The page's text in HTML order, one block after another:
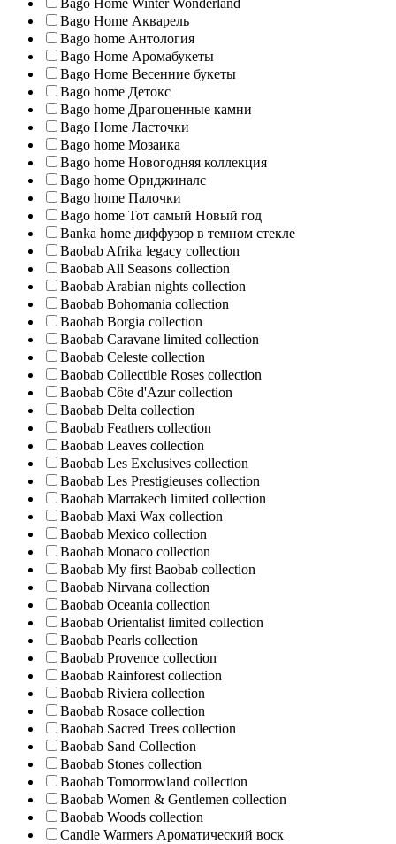
Bago Home Winter Wonderland
Bago Home Акварель
Bago home Антология
Bago Home Аромабукеты
Bago Home Весенние букеты
Bago home Детокс
Bago home Драгоценные камни
Bago Home Ласточки
Bago home Мозаика
Bago home Новогодняя коллекция
Bago home Ориджиналс
Bago home Палочки
Bago home Тот самый Новый год
Banka home диффузор в темном стекле
Baobab Afrika legacy collection
Baobab All Seasons collection
Baobab Arabian nights collection
Baobab Bohomania collection
Baobab Borgia collection
Baobab Caravane limited collection
Baobab Celeste collection
Baobab Collectible Roses collection
Baobab Côte d'Azur collection
Baobab Delta collection
Baobab Feathers collection
Baobab Leaves collection
Baobab Les Exclusives collection
Baobab Les Prestigieuses collection
Baobab Marrakech limited collection
Baobab Maxi Wax collection
Baobab Mexico collection
Baobab Monaco collection
Baobab My first Baobab collection
Baobab Nirvana collection
Baobab Oceania collection
Baobab Orientalist limited collection
Baobab Pearls collection
Baobab Provence collection
Baobab Rainforest collection
Baobab Riviera collection
Baobab Rosace collection
Baobab Sacred Trees collection
Baobab Sand Collection
Baobab Stones collection
Baobab Tomorrowland collection
Baobab Women & Gentlemen collection
Baobab Woods collection
Candle Warmers Ароматический воск